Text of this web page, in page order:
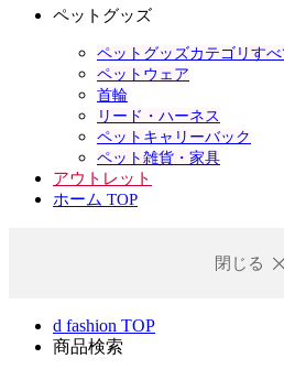
ペットグッズ
ペットグッズカテゴリすべ
ペットウェア
首輪
リード・ハーネス
ペットキャリーバック
ペット雑貨・家具
アウトレット
ホーム TOP
閉じる
d fashion TOP
商品検索